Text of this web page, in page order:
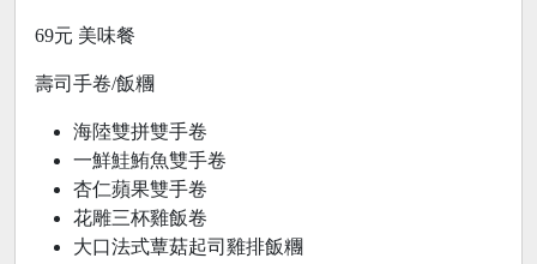
69元 美味餐
壽司手卷/飯糰
海陸雙拼雙手卷
一鮮鮭鮪魚雙手卷
杏仁蘋果雙手卷
花雕三杯雞飯卷
大口法式蕈菇起司雞排飯糰